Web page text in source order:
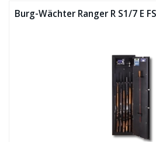
Burg-Wächter Ranger R S1/7 E